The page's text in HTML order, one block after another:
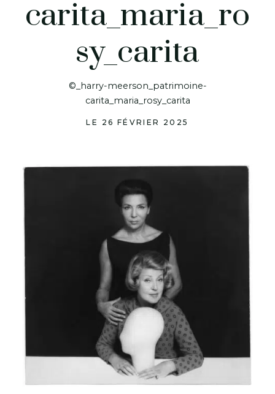
carita_maria_ro
sy_carita
©_harry-meerson_patrimoine-
carita_maria_rosy_carita
LE 26 FÉVRIER 2025